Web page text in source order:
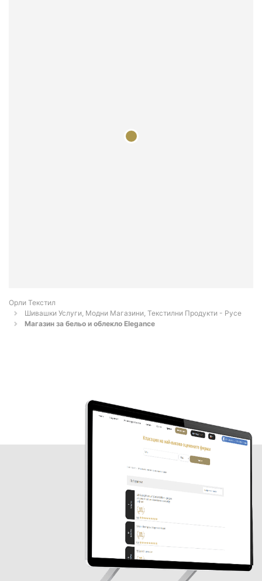
Орли Текстил
Шивашки Услуги, Модни Магазини, Текстилни Продукти - Русе
Магазин за бельо и облекло Elegance